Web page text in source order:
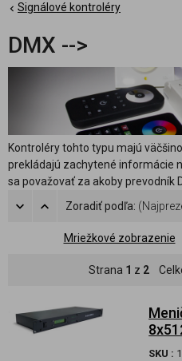
Signálové kontroléry
DMX -->
Kontroléry tohto typu majú
prekládajú zachytené informácie
sa považovať za akoby prevodník
Zoradiť podľa:
Mriežkové zobrazenie
Strana 1 z 2
SKU :